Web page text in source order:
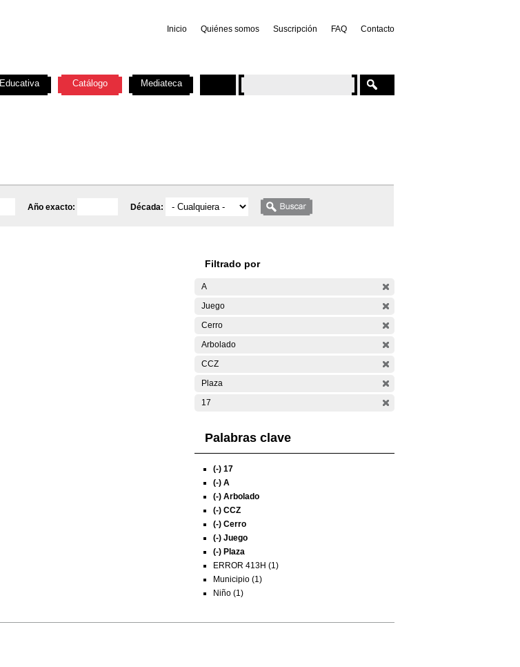
Inicio Quiénes somos Suscripción FAQ Contacto
Año exacto: Década:
Filtrado por
A
Juego
Cerro
Arbolado
CCZ
Plaza
17
Palabras clave
(-) 17
(-) A
(-) Arbolado
(-) CCZ
(-) Cerro
(-) Juego
(-) Plaza
ERROR 413H (1)
Municipio (1)
Niño (1)
Educativa Catálogo Mediateca